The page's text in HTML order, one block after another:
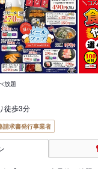
放題
徒歩3分
請求書発行事業者